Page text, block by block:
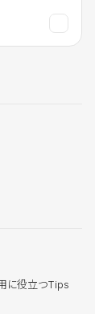
用に役立つTips